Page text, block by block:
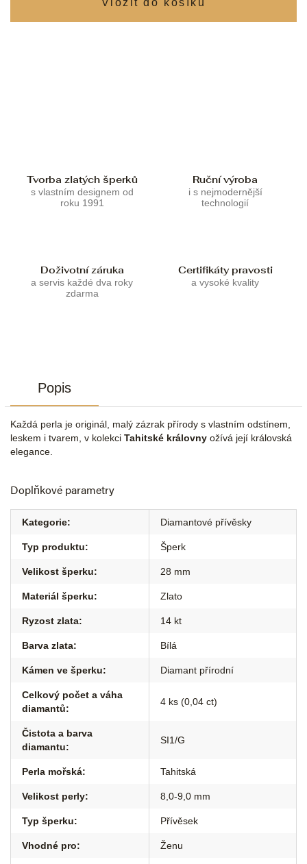
Tvorba zlatých šperků
s vlastním designem od
roku 1991
Ruční výroba
i s nejmodernější
technologií
Doživotní záruka
a servis každé dva roky
zdarma
Certifikáty pravosti
a vysoké kvality
Popis
Každá perla je originál, malý zázrak přírody s vlastním odstínem,
leskem i tvarem, v kolekci Tahitské královny ožívá její královská
elegance.
Doplňkové parametry
Kategorie: Diamantové přívěsky
Typ produktu: Šperk
Velikost šperku: 28 mm
Materiál šperku: Zlato
Ryzost zlata: 14 kt
Barva zlata: Bílá
Kámen ve šperku: Diamant přírodní
Celkový počet a váha
diamantů:
4 ks (0,04 ct)
Čistota a barva
diamantu:
SI1/G
Perla mořská: Tahitská
Velikost perly: 8,0-9,0 mm
Typ šperku: Přívěsek
Vhodné pro: Ženu